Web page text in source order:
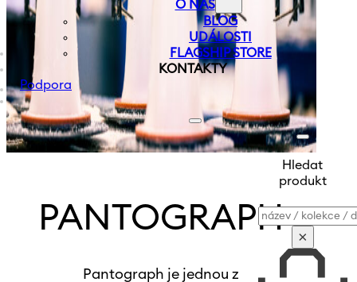
O NÁS
BLOG
UDÁLOSTI
FLAGSHIP STORE
KONTAKTY
Podpora
Hledat
produkt
Vyhledávání
×
PANTOGRAPH
Pantograph je jednou z